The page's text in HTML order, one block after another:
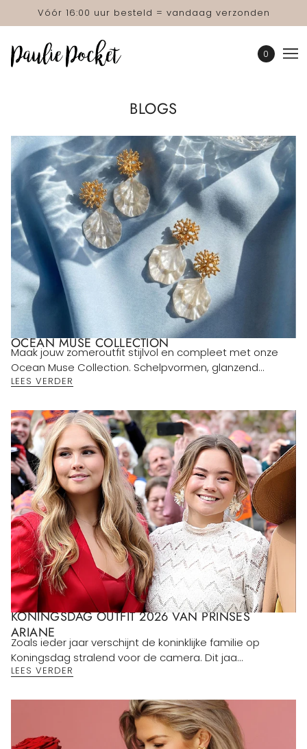
Vóór 16:00 uur besteld = vandaag verzonden
0
BLOGS
OCEAN MUSE COLLECTION
Maak jouw zomeroutfit stijlvol en compleet met onze
Ocean Muse Collection. Schelpvormen, glanzend...
LEES VERDER
KONINGSDAG OUTFIT 2026 VAN PRINSES
ARIANE
Zoals ieder jaar verschijnt de koninklijke familie op
Koningsdag stralend voor de camera. Dit jaa...
LEES VERDER